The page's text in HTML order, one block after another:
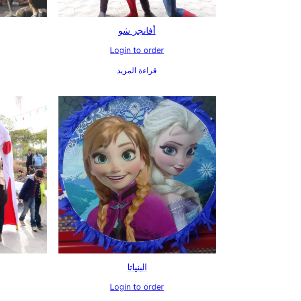
أفانجر شو
Login to order
قراءة المزيد
البنياتا
Login to order